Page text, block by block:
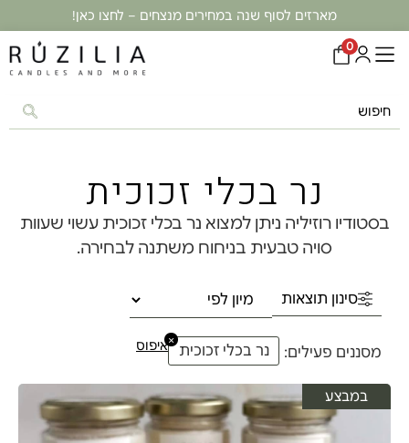
מארזים לסוף שנה במחירים מנצחים – לחצו כאן!
0
נר בכלי זכוכית
בסטודיו רוזיליה ניתן למצוא נר בכלי זכוכית עשוי שעוות
סויה טבעית בניחוח משתנה לבחירה.
סינון תוצאות
מסננים פעילים: נר בכלי זכוכית
×איפוס
במבצע